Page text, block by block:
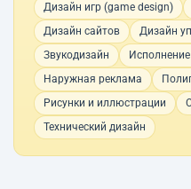
Дизайн игр (game design)
Дизайн сайтов
Дизайн
Звукодизайн
Наружная реклама
Рисунки и иллюстрации
Технический дизайн